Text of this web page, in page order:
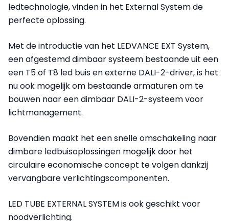
ledtechnologie, vinden in het External System de
perfecte oplossing.
Met de introductie van het LEDVANCE EXT System,
een afgestemd dimbaar systeem bestaande uit een
een T5 of T8 led buis en externe DALI-2-driver, is het
nu ook mogelijk om bestaande armaturen om te
bouwen naar een dimbaar DALI-2-systeem voor
lichtmanagement.
Bovendien maakt het een snelle omschakeling naar
dimbare ledbuisoplossingen mogelijk door het
circulaire economische concept te volgen dankzij
vervangbare verlichtingscomponenten.
LED TUBE EXTERNAL SYSTEM is ook geschikt voor
noodverlichting.